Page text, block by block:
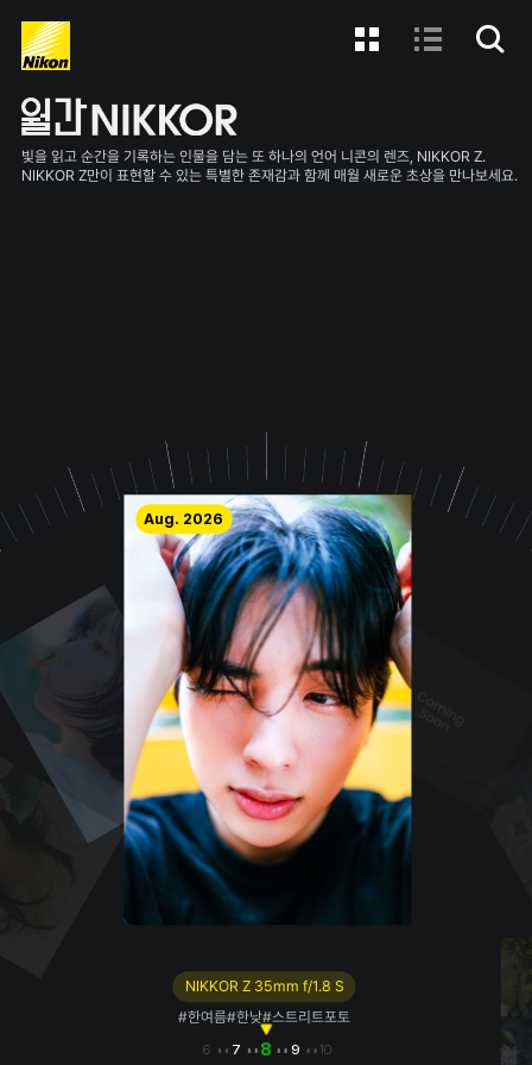
빛을 읽고 순간을 기록하는 인물을 담는 또 하나의 언어 니콘의 렌즈, NIKKOR Z.
NIKKOR Z만이 표현할 수 있는 특별한 존재감과 함께 매월 새로운 초상을 만나보세요.
NIKKOR Z 26mm f/2.8
NIKKOR Z 50mm f/1.4
NIKKOR Z 24-70mm f/2.8 S II
NIKKOR Z 85mm f/1.8 S
NIKKOR Z 28-400mm f/4-8 VR
NIKKOR Z 70-200mm f/2.8 VR S II
NIKKOR Z 35mm f/1.2 S
Aug. 2026
NIKKOR Z 35mm f/1.8 S
#한여름#한낮#스트리트포토
NIKKOR Z 50mm f/1.2 S
NIKKOR Z 24-70mm f/2.8 S
NIKKOR Z DX MC 35mm f/1.7
6 7 8 9 10 4